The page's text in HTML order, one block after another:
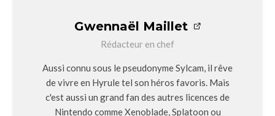
Gwennaël Maillet
Rédacteur en chef
Aussi connu sous le pseudonyme Sylcam, il rêve
de vivre en Hyrule tel son héros favoris. Mais
c'est aussi un grand fan des autres licences de
Nintendo comme Xenoblade, Splatoon ou